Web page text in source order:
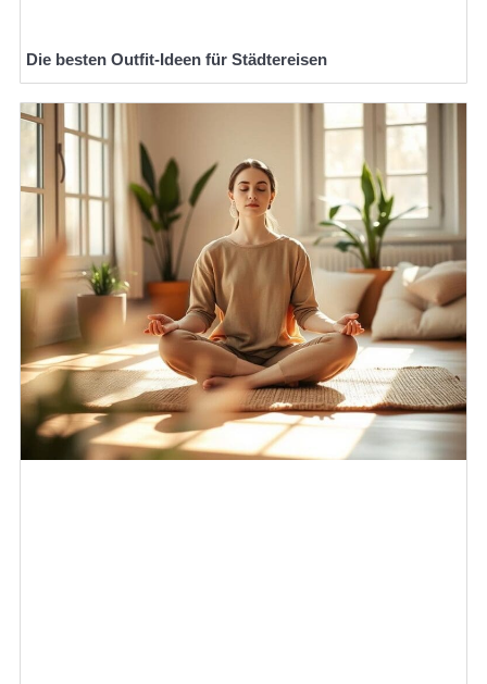
Die besten Outfit-Ideen für Städtereisen